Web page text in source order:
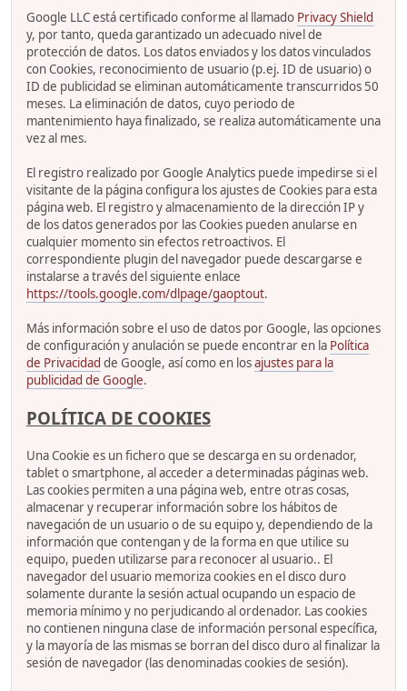
Google LLC está certificado conforme al llamado Privacy Shield
y, por tanto, queda garantizado un adecuado nivel de
protección de datos. Los datos enviados y los datos vinculados
con Cookies, reconocimiento de usuario (p.ej. ID de usuario) o
ID de publicidad se eliminan automáticamente transcurridos 50
meses. La eliminación de datos, cuyo periodo de
mantenimiento haya finalizado, se realiza automáticamente una
vez al mes.
El registro realizado por Google Analytics puede impedirse si el
visitante de la página configura los ajustes de Cookies para esta
página web. El registro y almacenamiento de la dirección IP y
de los datos generados por las Cookies pueden anularse en
cualquier momento sin efectos retroactivos. El
correspondiente plugin del navegador puede descargarse e
instalarse a través del siguiente enlace
https://tools.google.com/dlpage/gaoptout.
Más información sobre el uso de datos por Google, las opciones
de configuración y anulación se puede encontrar en la Política
de Privacidad de Google, así como en losajustes para la
publicidad de Google.
POLÍTICA DE COOKIES
Una Cookie es un fichero que se descarga en su ordenador,
tablet o smartphone, al acceder a determinadas páginas web.
Las cookies permiten a una página web, entre otras cosas,
almacenar y recuperar información sobre los hábitos de
navegación de un usuario o de su equipo y, dependiendo de la
información que contengan y de la forma en que utilice su
equipo, pueden utilizarse para reconocer al usuario.. El
navegador del usuario memoriza cookies en el disco duro
solamente durante la sesión actual ocupando un espacio de
memoria mínimo y no perjudicando al ordenador. Las cookies
no contienen ninguna clase de información personal específica,
y la mayoría de las mismas se borran del disco duro al finalizar la
sesión de navegador (las denominadas cookies de sesión).